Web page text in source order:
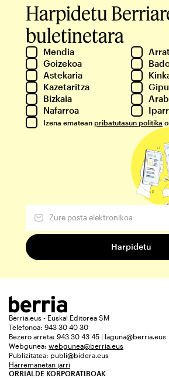
Harpidetu
buletinetara
Mendia
Goizekoa
Astekaria
Kazetaritza
Bizkaia
Nafarroa
Izena ematean pribatutasun politika
Berria.eus - Euskal Editorea SM
Telefonoa: 943 30 40 30
Bezero arreta: 943 30 43 45 | laguna@berria.eus
Webgunea: webgunea@berria.eus
Publizitatea: publi@bidera.eus
Harremanetan jarri
ORRIALDE KORPORATIBOAK